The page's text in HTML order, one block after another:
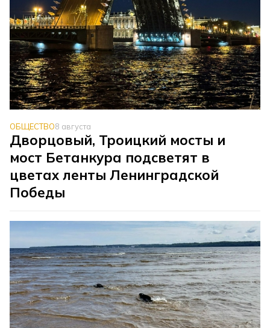
ОБЩЕСТВО8 августа
Дворцовый, Троицкий мосты и
мост Бетанкура подсветят в
цветах ленты Ленинградской
Победы